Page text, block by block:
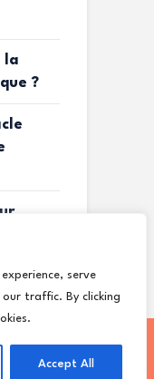
serve
traffic. By clicking
Accept All
la
?